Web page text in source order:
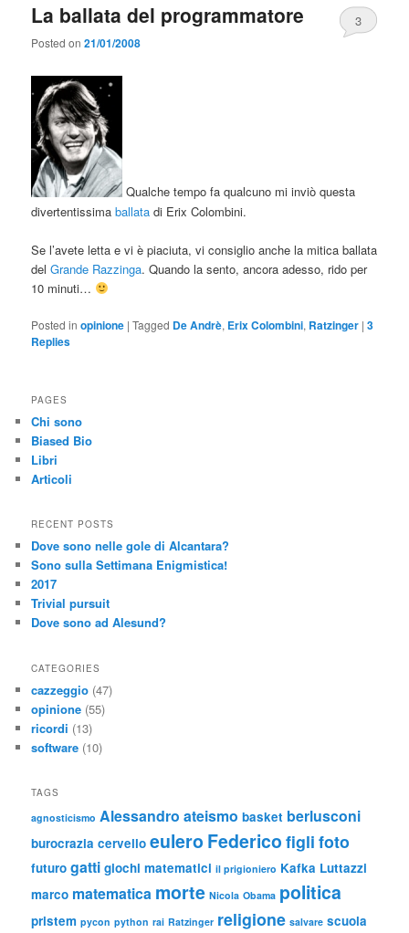
La ballata del programmatore
Posted on21/01/2008
3
Qualche tempo fa qualcuno mi inviò questa
divertentissimaballata di Erix Colombini.
Se l’avete letta e vi è piaciuta, vi consiglio anche la mitica ballata
delGrande Razzinga. Quando la sento, ancora adesso, rido per
10 minuti…
Posted in opinione |Tagged De Andrè, Erix Colombini, Ratzinger |3
Replies
PAGES
Chi sono
Biased Bio
Libri
Articoli
RECENT POSTS
Dove sono nelle gole di Alcantara?
Sono sulla Settimana Enigmistica!
2017
Trivial pursuit
Dove sono ad Alesund?
CATEGORIES
cazzeggio (47)
opinione (55)
ricordi (13)
software (10)
TAGS
agnosticismo Alessandro ateismo basket berlusconi
burocrazia cervello eulero Federico figli foto
futuro gatti giochi matematici il prigioniero Kafka Luttazzi
marco matematica morte Nicola Obama politica
pristem pycon python rai Ratzinger religione salvare scuola